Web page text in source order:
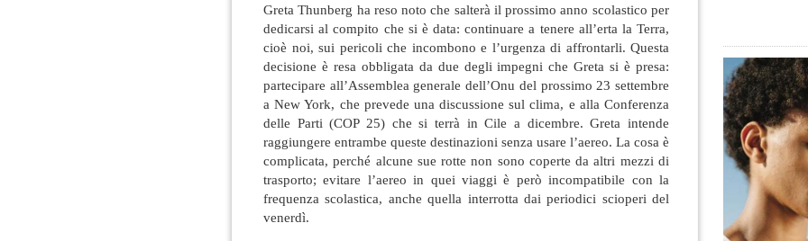
Greta Thunberg ha reso noto che salterà il prossimo anno scolastico per
dedicarsi al compito che si è data: continuare a tenere all’erta la Terra,
cioè noi, sui pericoli che incombono e l’urgenza di affrontarli. Questa
decisione è resa obbligata da due degli impegni che Greta si è presa:
partecipare all’Assemblea generale dell’Onu del prossimo 23 settembre
a New York, che prevede una discussione sul clima, e alla Conferenza
delle Parti (COP 25) che si terrà in Cile a dicembre. Greta intende
raggiungere entrambe queste destinazioni senza usare l’aereo. La cosa è
complicata, perché alcune sue rotte non sono coperte da altri mezzi di
trasporto; evitare l’aereo in quei viaggi è però incompatibile con la
frequenza scolastica, anche quella interrotta dai periodici scioperi del
venerdì.